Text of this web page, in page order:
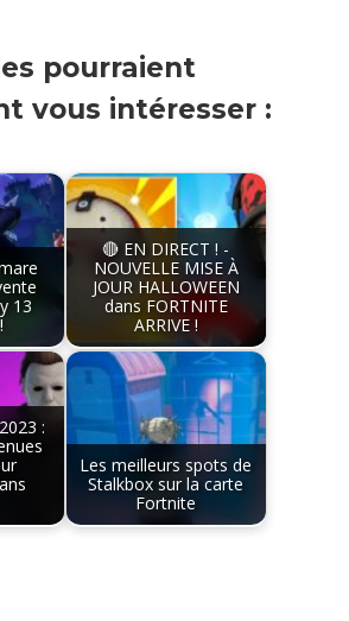
pourraient
vous intéresser :
13
🔴 EN DIRECT ! -
NOUVELLE MISE À
JOUR HALLOWEEN
dans FORTNITE
ARRIVE !
:
Les meilleurs spots de
Stalkbox sur la carte
Fortnite